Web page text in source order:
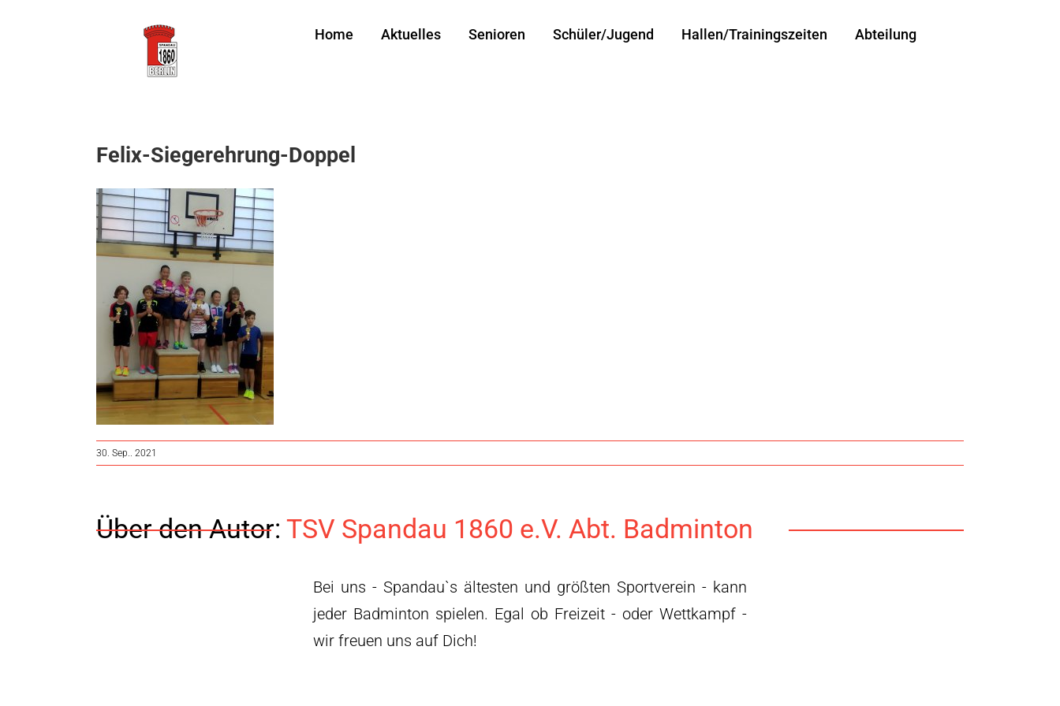
Home Aktuelles Senioren Schüler/Jugend Hallen/Trainingszeiten Abteilung
Felix-Siegerehrung-Doppel
30. Sep.. 2021
Über den Autor: TSV Spandau 1860 e.V. Abt. Badminton
Bei uns - Spandau`s ältesten und größten Sportverein - kann
jeder Badminton spielen. Egal ob Freizeit - oder Wettkampf -
wir freuen uns auf Dich!